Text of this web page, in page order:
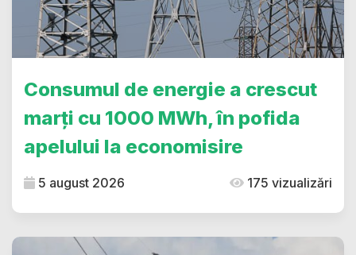
Consumul de energie a crescut
marți cu 1000 MWh, în pofida
apelului la economisire
5 august 2026 175 vizualizări